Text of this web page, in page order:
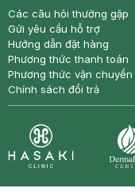
Các câu hỏi thường gặp
Gửi yêu cầu hỗ trợ
Hướng dẫn đặt hàng
Phương thức thanh toán
Phương thức vận chuyển
Chính sách đổi trả